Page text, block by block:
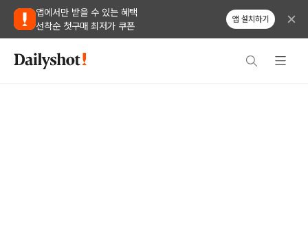
앱에서만 받을 수 있는 혜택
선착순 첫구매 최저가 쿠폰
앱 설치하기